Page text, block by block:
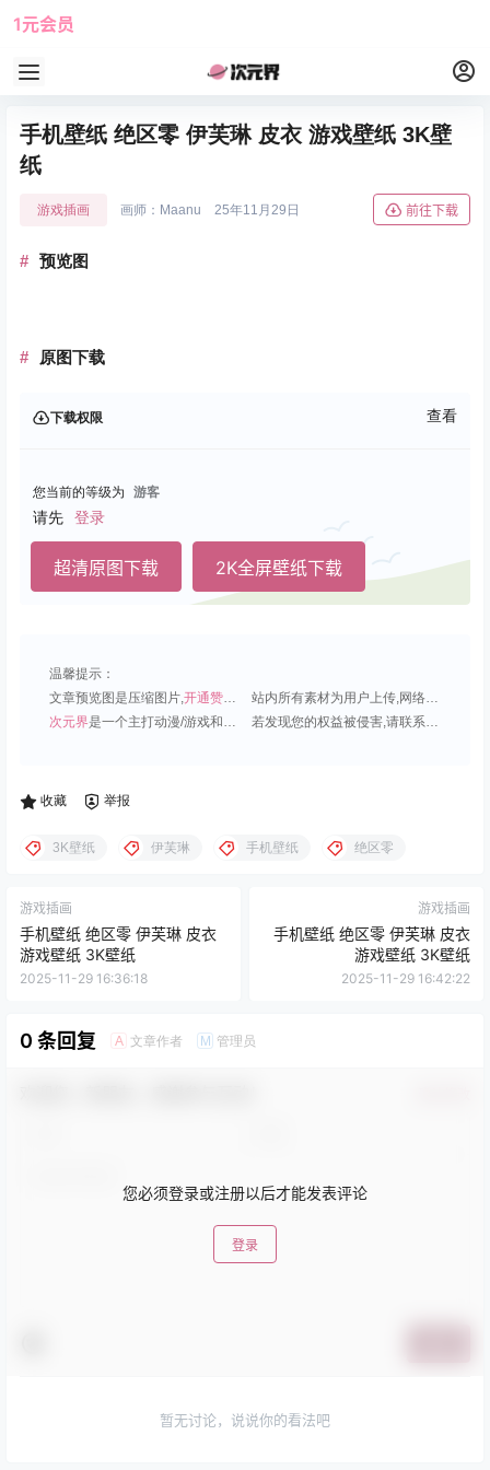
1元会员
手机壁纸 绝区零 伊芙琳 皮衣 游戏壁纸 3K壁
纸
游戏插画 画师：Maanu 25年11月29日 前往下载
预览图
原图下载
下载权限 查看
您当前的等级为 游客
请先 登录
超清原图下载 2K全屏壁纸下载
温馨提示：
文章预览图是压缩图片,开通赞助会员 可免费下载超清原图;
站内所有素材为用户上传,网络分享或原创,请勿用于商业用途;
次元界是一个主打动漫/游戏和虚拟偶像角色的插画壁纸平台; 若发现您的权益被侵害,请联系QQ1815919191,我们尽快处理.
收藏 举报
3K壁纸 伊芙琳 手机壁纸 绝区零
游戏插画
手机壁纸 绝区零 伊芙琳 皮衣
游戏壁纸 3K壁纸
2025-11-29 16:36:18
游戏插画
手机壁纸 绝区零 伊芙琳 皮衣
游戏壁纸 3K壁纸
2025-11-29 16:42:22
0 条回复 A 文章作者 M 管理员
您必须登录或注册以后才能发表评论
登录
暂无讨论，说说你的看法吧